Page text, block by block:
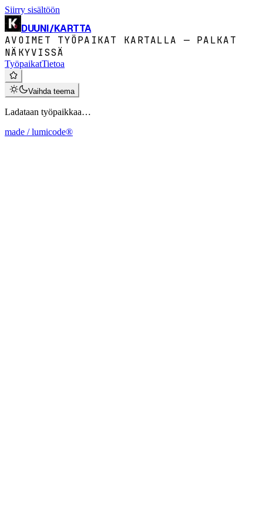
Siirry sisältöön
DUUNI/KARTTA
AVOIMET TYÖPAIKAT KARTALLA — PALKAT
NÄKYVISSÄ
TyöpaikatTietoa
Vaihda teema
Ladataan työpaikkaa…
made / lumicode®